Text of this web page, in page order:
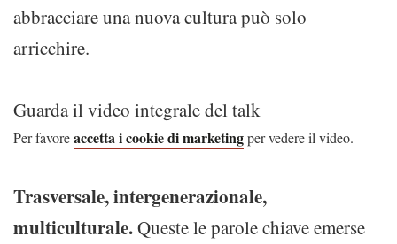
abbracciare una nuova cultura può solo
arricchire.
Guarda il video integrale del talk
Per favoreaccetta i cookie di marketingper vedere il video.
Trasversale, intergenerazionale,
multiculturale.Queste le parole chiave emerse